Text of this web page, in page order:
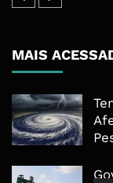
MAIS